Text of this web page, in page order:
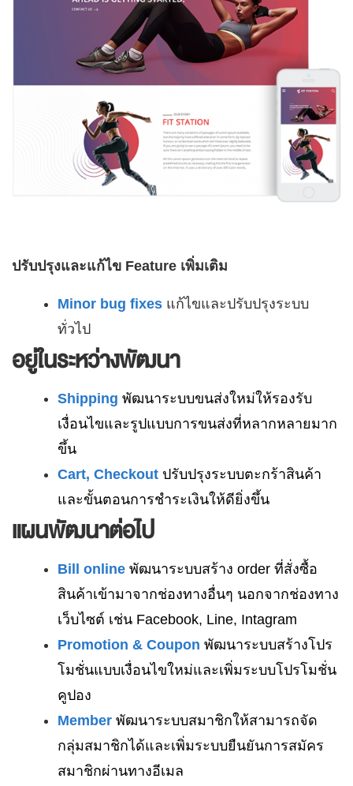
ปรับปรุงและแก้ไข Feature เพิ่มเติม
Minor bug fixes แก้ไขและปรับปรุงระบบ
ทั่วไป
อยู่ในระหว่างพัฒนา
Shipping พัฒนาระบบขนส่งใหม่ให้รองรับ
เงื่อนไขและรูปแบบการขนส่งที่หลากหลายมาก
ขึ้น
Cart, Checkout ปรับปรุงระบบตะกร้าสินค้า
และขั้นตอนการชำระเงินให้ดียิ่งขึ้น
แผนพัฒนาต่อไป
Bill online พัฒนาระบบสร้าง order ที่สั่งซื้อ
สินค้าเข้ามาจากช่องทางอื่นๆ นอกจากช่องทาง
เว็บไซต์ เช่น Facebook, Line, Intagram
Promotion & Coupon พัฒนาระบบสร้างโปร
โมชั่นแบบเงื่อนไขใหม่และเพิ่มระบบโปรโมชั่น
คูปอง
Member พัฒนาระบบสมาชิกให้สามารถจัด
กลุ่มสมาชิกได้และเพิ่มระบบยืนยันการสมัคร
สมาชิกผ่านทางอีเมล